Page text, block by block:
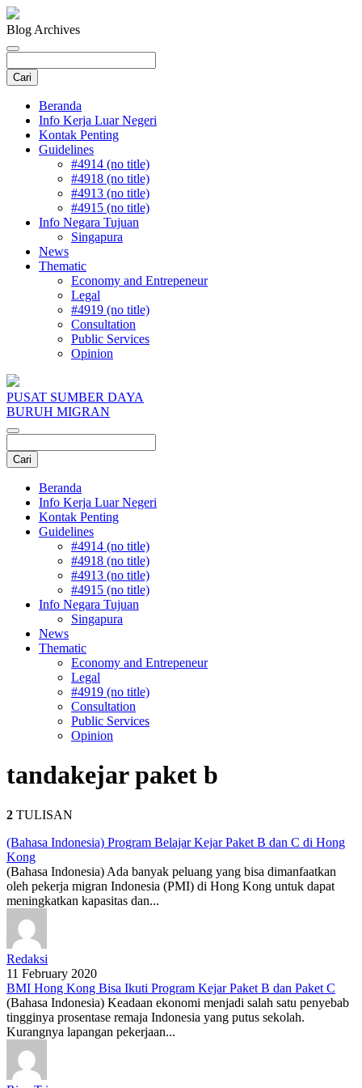
Blog Archives
Beranda
Info Kerja Luar Negeri
Kontak Penting
Guidelines
#4914 (no title)
#4918 (no title)
#4913 (no title)
#4915 (no title)
Info Negara Tujuan
Singapura
News
Thematic
Economy and Entrepeneur
Legal
#4919 (no title)
Consultation
Public Services
Opinion
PUSAT SUMBER DAYA
BURUH MIGRAN
Beranda
Info Kerja Luar Negeri
Kontak Penting
Guidelines
#4914 (no title)
#4918 (no title)
#4913 (no title)
#4915 (no title)
Info Negara Tujuan
Singapura
News
Thematic
Economy and Entrepeneur
Legal
#4919 (no title)
Consultation
Public Services
Opinion
tandakejar paket b
2 TULISAN
(Bahasa Indonesia) Program Belajar Kejar Paket B dan C di Hong
Kong
(Bahasa Indonesia) Ada banyak peluang yang bisa dimanfaatkan
oleh pekerja migran Indonesia (PMI) di Hong Kong untuk dapat
meningkatkan kapasitas dan...
Redaksi
11 February 2020
BMI Hong Kong Bisa Ikuti Program Kejar Paket B dan Paket C
(Bahasa Indonesia) Keadaan ekonomi menjadi salah satu penyebab
tingginya prosentase remaja Indonesia yang putus sekolah.
Kurangnya lapangan pekerjaan...